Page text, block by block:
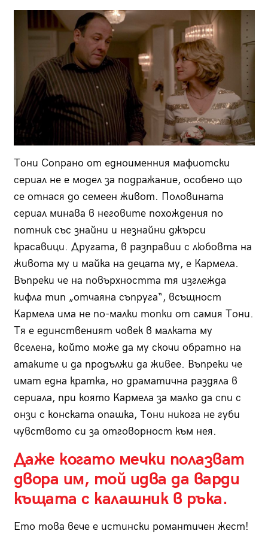
Тони Сопрано от едноименния мафиотски
сериал не е модел за подражание, особено що
се отнася до семеен живот. Половината
сериал минава в неговите похождения по
потник със знайни и незнайни джърси
красавици. Другата, в разправии с любовта на
живота му и майка на децата му, е Кармела.
Въпреки че на повърхността тя изглежда
кифла тип „отчаяна съпруга“, всъщност
Кармела има не по-малки топки от самия Тони.
Тя е единственият човек в малката му
вселена, който може да му скочи обратно на
атаките и да продължи да живее. Въпреки че
имат една кратка, но драматична раздяла в
сериала, при която Кармела за малко да спи с
онзи с конската опашка, Тони никога не губи
чувството си за отговорност към нея.
Даже когато мечки полазват
двора им, той идва да варди
къщата с калашник в ръка.
Ето това вече е истински романтичен жест!